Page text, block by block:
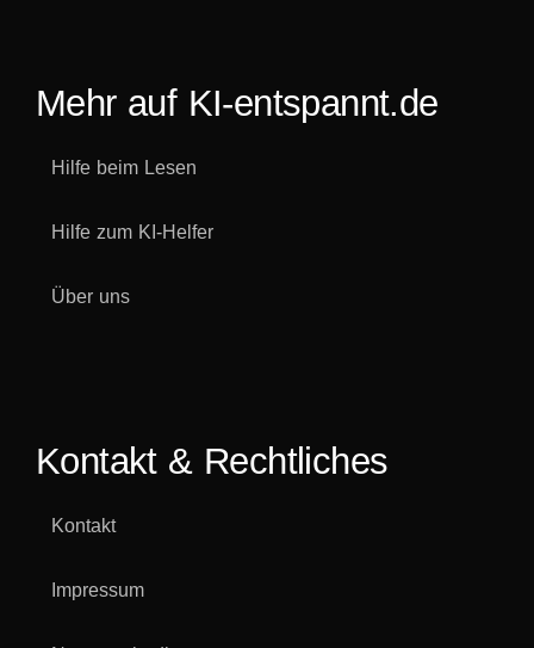
Mehr auf KI-entspannt.de
Hilfe beim Lesen
Hilfe zum KI-Helfer
Über uns
Kontakt & Rechtliches
Kontakt
Impressum